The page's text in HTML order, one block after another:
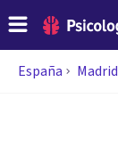
España Madrid